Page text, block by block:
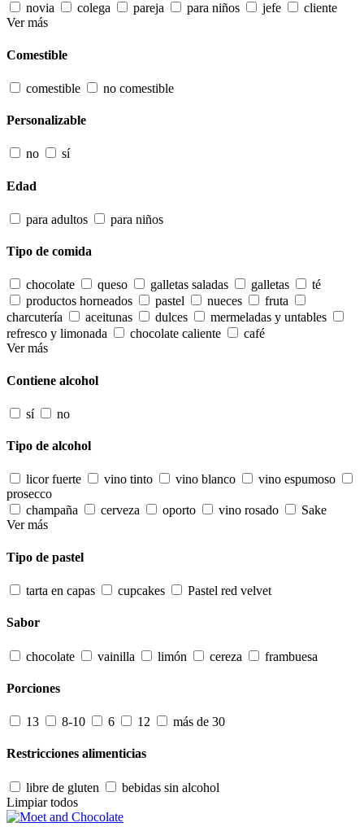
novia
colega pareja para niños jefe
cliente
Ver más
Comestible
comestible no comestible
Personalizable
no sí
Edad
para adultos para niños
Tipo de comida
chocolate queso galletas saladas galletas
té
productos horneados
pastel nueces
fruta
charcutería
aceitunas dulces
mermeladas y untables
refresco y limonada
chocolate caliente
café
Ver más
Contiene alcohol
sí no
Tipo de alcohol
licor fuerte vino tinto vino blanco
vino espumoso
prosecco
champaña
cerveza oporto vino rosado
Sake
Ver más
Tipo de pastel
tarta en capas cupcakes Pastel red velvet
Sabor
chocolate vainilla limón cereza frambuesa
Porciones
13 8-10 6 12 más de 30
Restricciones alimenticias
libre de gluten
bebidas sin alcohol
Limpiar todos